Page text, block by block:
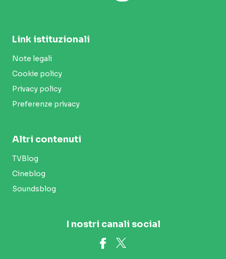
Link istituzionali
Note legali
Cookie policy
Privacy policy
Preferenze privacy
Altri contenuti
TVBlog
Cineblog
Soundsblog
I nostri canali social